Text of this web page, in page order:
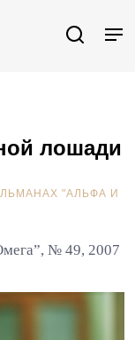
лошади
"АЛЬФА И
№ 49, 2007